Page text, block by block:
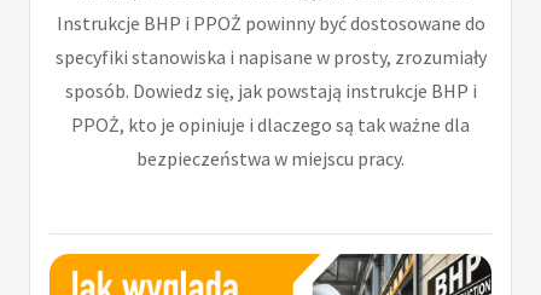
Instrukcje BHP i PPOŻ powinny być dostosowane do
specyfiki stanowiska i napisane w prosty, zrozumiały
sposób. Dowiedz się, jak powstają instrukcje BHP i
PPOŻ, kto je opiniuje i dlaczego są tak ważne dla
bezpieczeństwa w miejscu pracy.